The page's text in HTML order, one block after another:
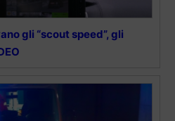
gli “scout speed”, gli